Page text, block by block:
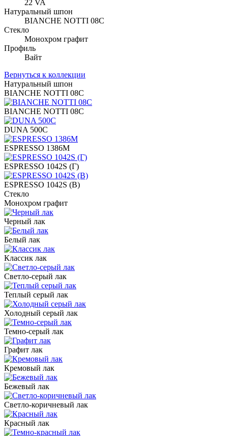
22 VA
Натуральный шпон
BIANCHE NOTTI 08C
Стекло
Монохром графит
Профиль
Вайт
Вернуться к коллекции
Натуральный шпон
BIANCHE NOTTI 08C
BIANCHE NOTTI 08C
DUNA 500C
ESPRESSO 1386M
ESPRESSO 1042S (Г)
ESPRESSO 1042S (В)
Стекло
Монохром графит
Черный лак
Белый лак
Классик лак
Светло-серый лак
Теплый серый лак
Холодный серый лак
Темно-серый лак
Графит лак
Кремовый лак
Бежевый лак
Светло-коричневый лак
Красный лак